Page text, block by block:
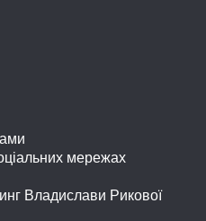
мережах
Владислави Рикової